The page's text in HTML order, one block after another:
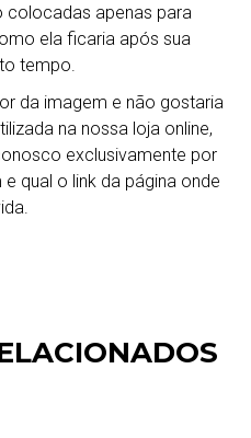
colocadas apenas para
ela ficaria após sua
tempo.
da imagem e não gostaria
na nossa loja online,
exclusivamente por
qual o link da página onde